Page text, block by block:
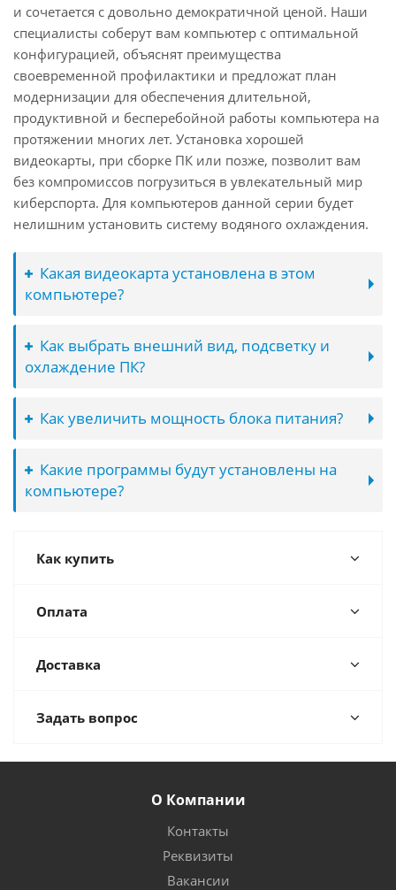
и сочетается с довольно демократичной ценой. Наши
специалисты соберут вам компьютер с оптимальной
конфигурацией, объяснят преимущества
своевременной профилактики и предложат план
модернизации для обеспечения длительной,
продуктивной и бесперебойной работы компьютера на
протяжении многих лет. Установка хорошей
видеокарты, при сборке ПК или позже, позволит вам
без компромиссов погрузиться в увлекательный мир
киберспорта. Для компьютеров данной серии будет
нелишним установить систему водяного охлаждения.
Какая видеокарта установлена в этом
компьютере?
Как выбрать внешний вид, подсветку и
охлаждение ПК?
Как увеличить мощность блока питания?
Какие программы будут установлены на
компьютере?
Как купить
Оплата
Доставка
Задать вопрос
О Компании
Контакты
Реквизиты
Вакансии